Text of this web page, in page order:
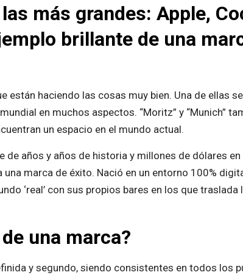
más grandes: Apple,
brillante de una
están haciendo las cosas muy bien. Una de ellas
en muchos aspectos. “Moritz” y “Munich”
un espacio en el mundo actual.
años y años de historia y millones de dólares
marca de éxito. Nació en un entorno 100%
‘real’ con sus propios bares en los que
una marca?
y segundo, siendo consistentes en todos los